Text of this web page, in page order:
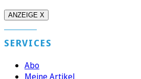
ANZEIGE X
SERVICES
Abo
Meine Artikel